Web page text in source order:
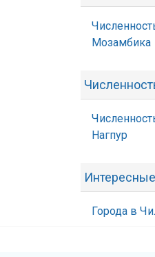
Мозамбика
Нагпур
Города в